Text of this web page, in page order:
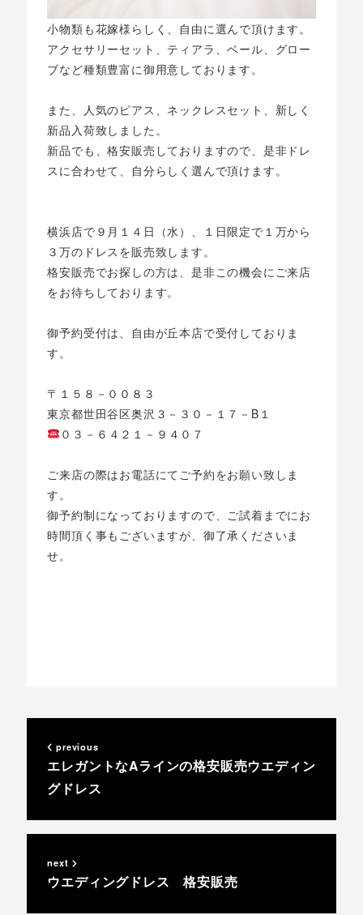
小物類も花嫁様らしく、自由に選んで頂けます。
アクセサリーセット、ティアラ、ベール、グロー
ブなど種類豊富に御用意しております。
また、人気のピアス、ネックレスセット、新しく
新品入荷致しました。
新品でも、格安販売しておりますので、是非ドレ
スに合わせて、自分らしく選んで頂けます。
横浜店で９月１４日（水）、１日限定で１万から
３万のドレスを販売致します。
格安販売でお探しの方は、是非この機会にご来店
をお待ちしております。
御予約受付は、自由が丘本店で受付しておりま
す。
〒１５８－００８３
東京都世田谷区奥沢３－３０－１７－B１
０３－６４２１－９４０７
ご来店の際はお電話にてご予約をお願い致しま
す。
御予約制になっておりますので、ご試着までにお
時間頂く事もございますが、御了承くださいま
せ。
previous
エレガントなAラインの格安販売ウエディン
グドレス
next
ウエディングドレス 格安販売